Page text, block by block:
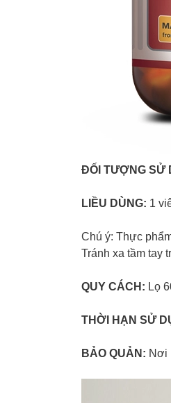
ĐỐI TƯỢNG SỬ
LIỀU DÙNG: 1
Chú ý: Thực
Tránh xa tầm tay
QUY CÁCH: Lọ
THỜI HẠN SỬ
BẢO QUẢN: Nơi